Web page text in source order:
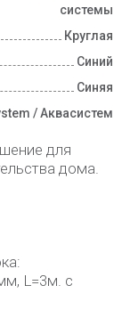
системы
Круглая
Синий
Синяя
/ Аквасистем
для
дома.
L=3м. с